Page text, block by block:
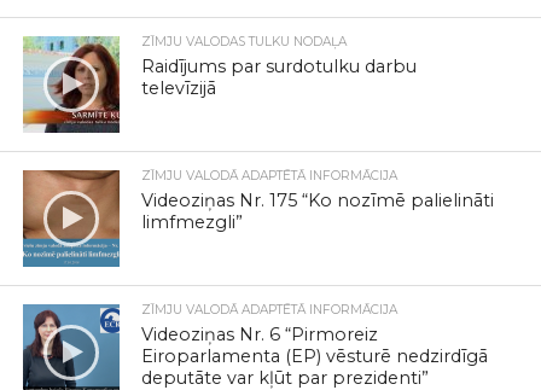
ZĪMJU VALODAS TULKU NODAĻA
Raidījums par surdotulku darbu
televīzijā
ZĪMJU VALODĀ ADAPTĒTĀ INFORMĀCIJA
Videoziņas Nr. 175 “Ko nozīmē palielināti
limfmezgli”
ZĪMJU VALODĀ ADAPTĒTĀ INFORMĀCIJA
Videoziņas Nr. 6 “Pirmoreiz
Eiroparlamenta (EP) vēsturē nedzirdīgā
deputāte var kļūt par prezidenti”